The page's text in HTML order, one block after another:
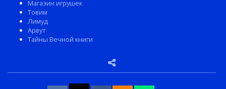
Магазин игрушек
Товим
Лимуд
Арвут
Тайны Вечной книги